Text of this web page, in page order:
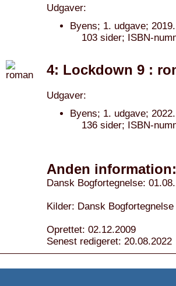
Udgaver:
Byens; 1. udgave; 2019.
103 sider; ISBN-
4: Lockdown 9 :
Udgaver:
Byens; 1. udgave; 2022.
136 sider; ISBN-
Anden information:
Dansk Bogfortegnelse:
Kilder: Dansk Bogfortegnelse
Oprettet: 02.12.2009
Senest redigeret: 20.08.2022